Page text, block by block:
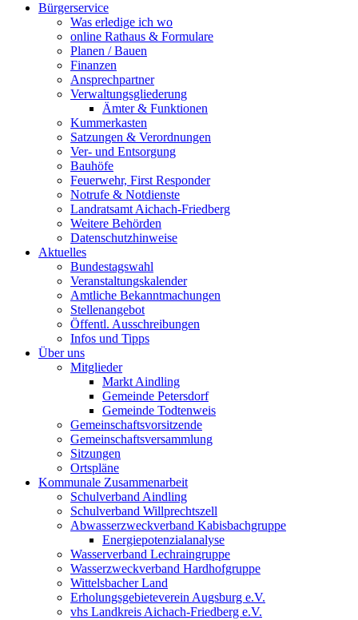
Bürgerservice
Was erledige ich wo
online Rathaus & Formulare
Planen / Bauen
Finanzen
Ansprechpartner
Verwaltungsgliederung
Ämter & Funktionen
Kummerkasten
Satzungen & Verordnungen
Ver- und Entsorgung
Bauhöfe
Feuerwehr, First Responder
Notrufe & Notdienste
Landratsamt Aichach-Friedberg
Weitere Behörden
Datenschutzhinweise
Aktuelles
Bundestagswahl
Veranstaltungskalender
Amtliche Bekanntmachungen
Stellenangebot
Öffentl. Ausschreibungen
Infos und Tipps
Über uns
Mitglieder
Markt Aindling
Gemeinde Petersdorf
Gemeinde Todtenweis
Gemeinschaftsvorsitzende
Gemeinschaftsversammlung
Sitzungen
Ortspläne
Kommunale Zusammenarbeit
Schulverband Aindling
Schulverband Willprechtszell
Abwasserzweckverband Kabisbachgruppe
Energiepotenzialanalyse
Wasserverband Lechraingruppe
Wasserzweckverband Hardhofgruppe
Wittelsbacher Land
Erholungsgebieteverein Augsburg e.V.
vhs Landkreis Aichach-Friedberg e.V.